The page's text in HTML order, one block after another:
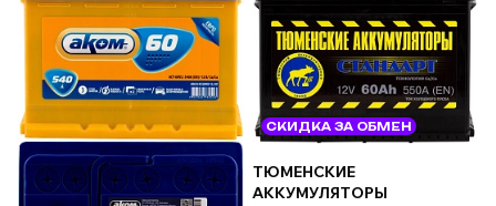
СКИДКА ЗА ОБМЕН
ТЮМЕНСКИЕ
АККУМУЛЯТОРЫ